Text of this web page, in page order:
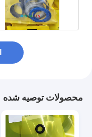
محصولات توصیه شده